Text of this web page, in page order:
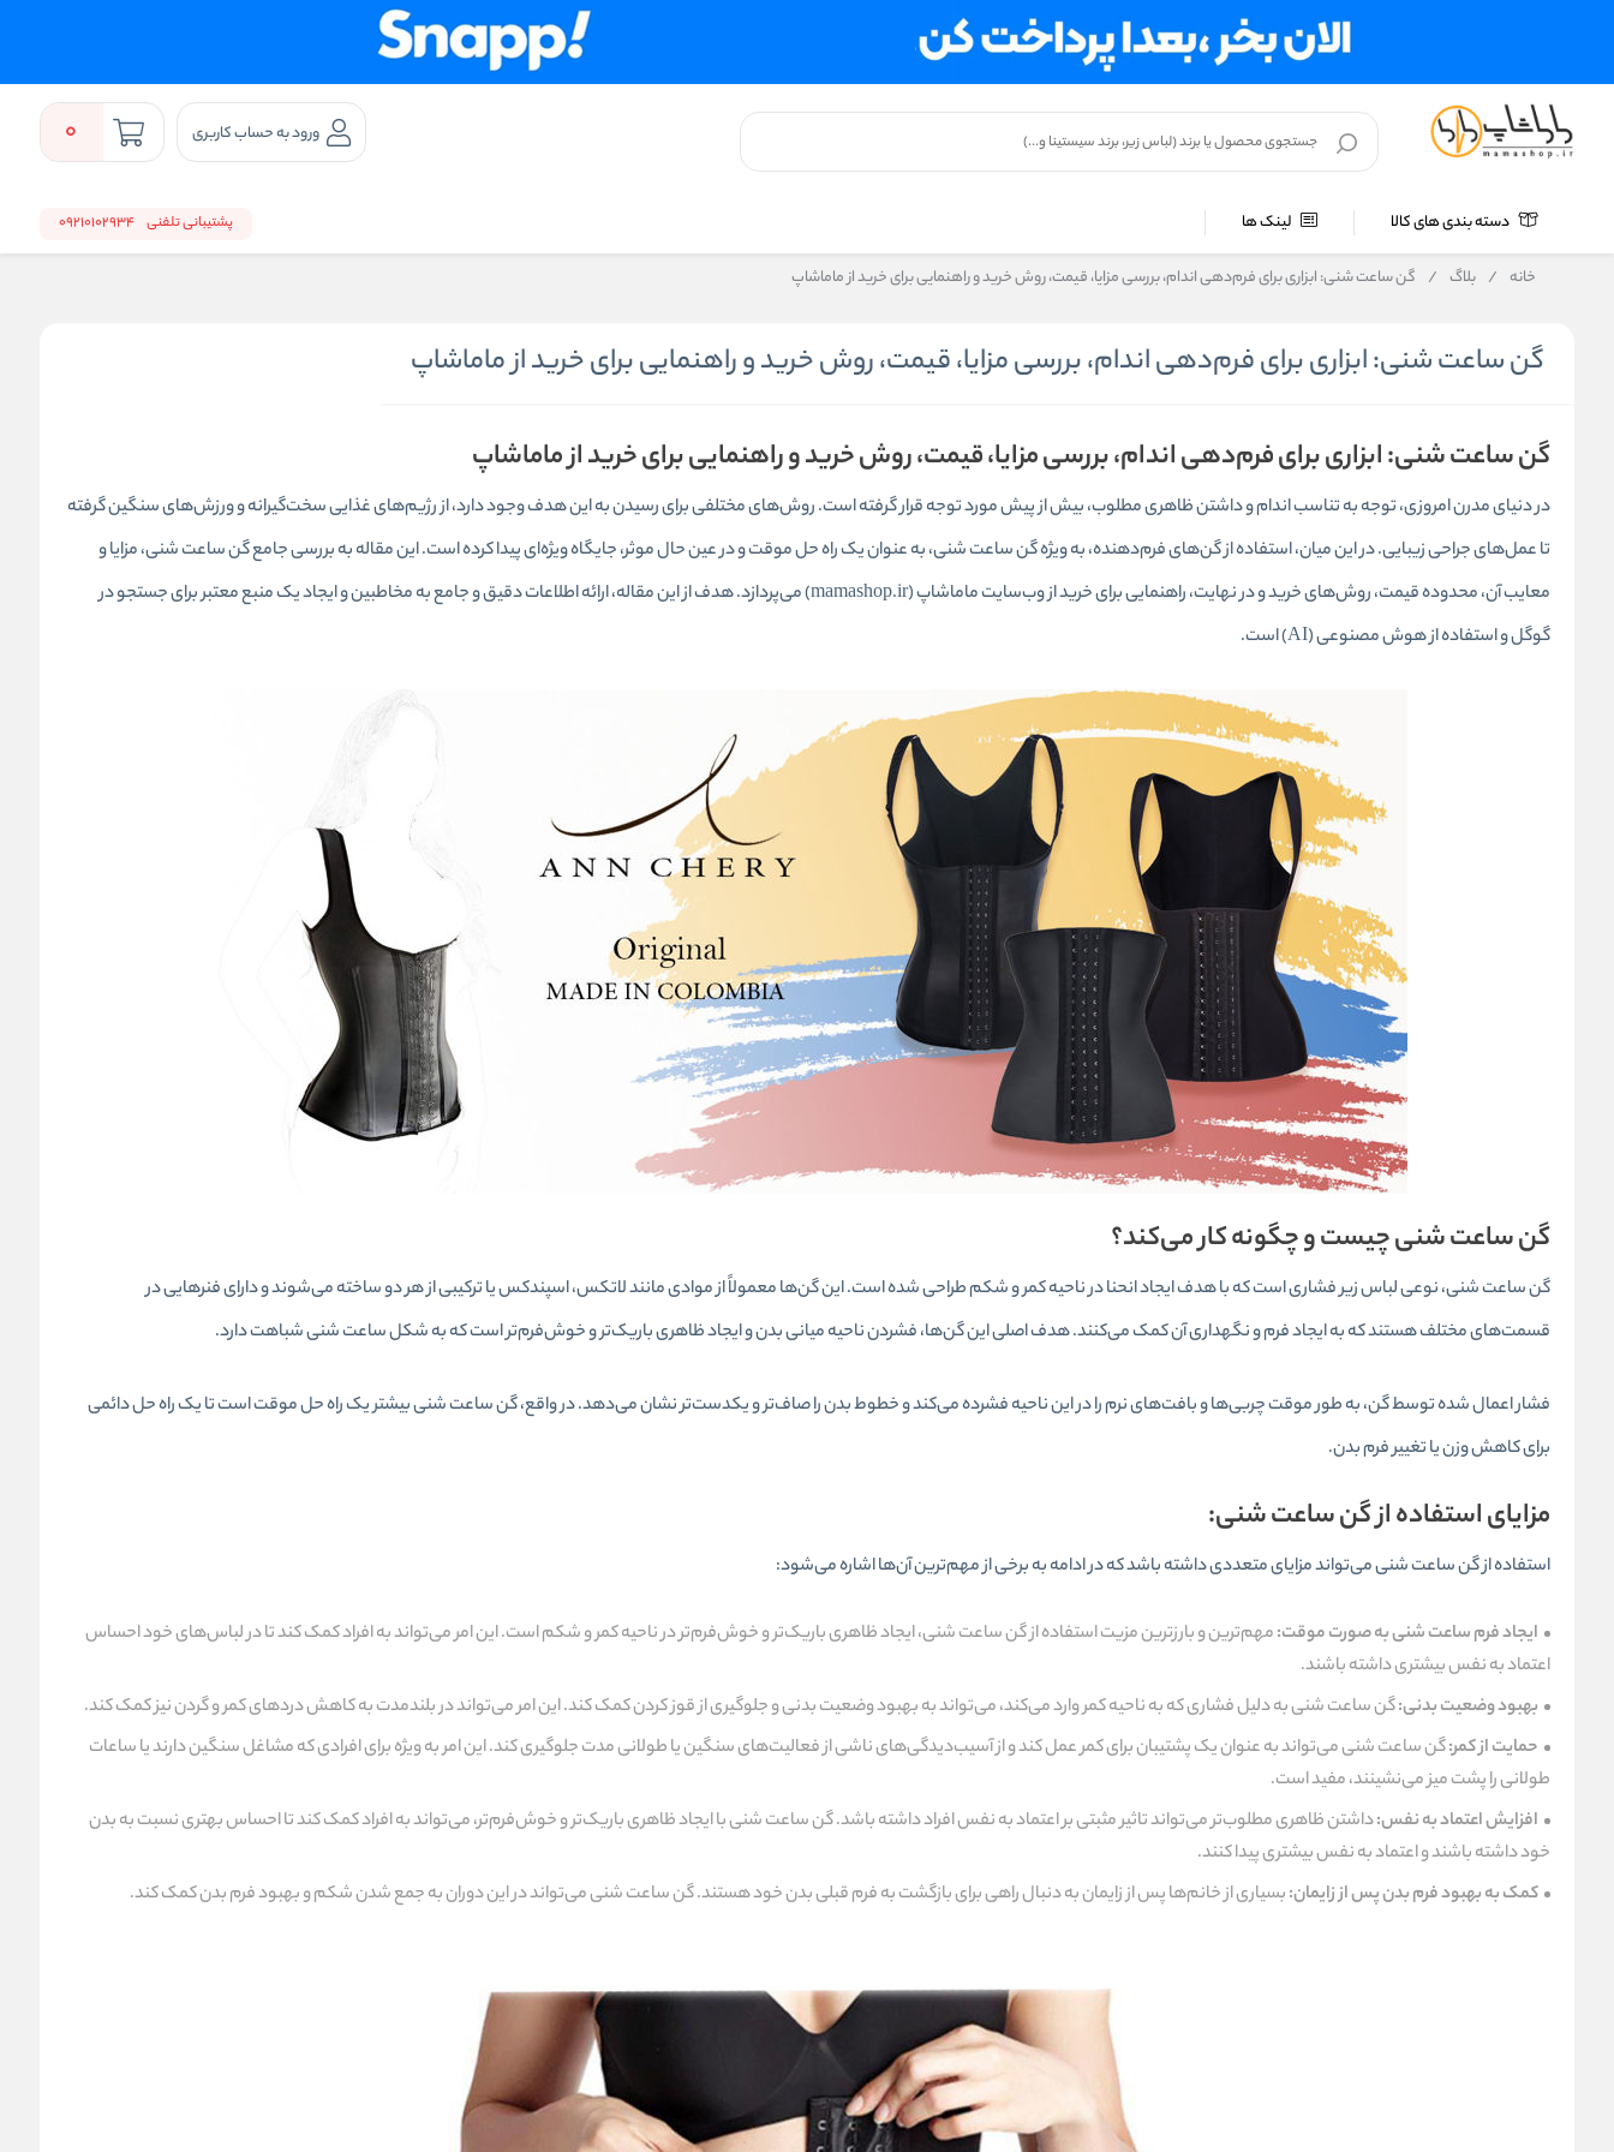
ورود به حساب کاربری 0
دسته بندی های کالا لینک ها پشتیبانی تلفنی 09210102934
خانه / بلاگ / گن ساعت شنی: ابزاری برای فرم‌دهی اندام، بررسی مزایا، قیمت، روش خرید و راهنمایی برای خرید از ماماشاپ
گن ساعت شنی: ابزاری برای فرم‌دهی اندام، بررسی مزایا، قیمت، روش خرید و راهنمایی برای خرید از ماماشاپ
گن ساعت شنی: ابزاری برای فرم‌دهی اندام، بررسی مزایا، قیمت، روش خرید و راهنمایی برای خرید از ماماشاپ
در دنیای مدرن امروزی، توجه به تناسب اندام و داشتن ظاهری مطلوب، بیش از پیش مورد توجه قرار گرفته است. روش‌های مختلفی برای رسیدن به این هدف وجود دارد، از رژیم‌های غذایی سخت‌گیرانه و ورزش‌های سنگین گرفته
تا عمل‌های جراحی زیبایی. در این میان، استفاده از گن‌های فرم‌دهنده، به ویژه گن ساعت شنی، به عنوان یک راه حل موقت و در عین حال موثر، جایگاه ویژه‌ای پیدا کرده است. این مقاله به بررسی جامعگن ساعت شنی، مزایا و
معایب آن، محدوده قیمت، روش‌های خرید و در نهایت، راهنمایی برای خرید از وب‌سایت ماماشاپ (mamashop.ir) می‌پردازد. هدف از این مقاله، ارائه اطلاعات دقیق و جامع به مخاطبین و ایجاد یک منبع معتبر برای جستجو در
گوگل و استفاده از هوش مصنوعی (AI) است.
گن ساعت شنی چیست و چگونه کار می‌کند؟
گن ساعت شنی، نوعی لباس زیر فشاری است که با هدف ایجاد انحنا در ناحیه کمر و شکم طراحی شده است. این گن‌ها معمولاً از موادی مانند لاتکس، اسپندکس یا ترکیبی از هر دو ساخته می‌شوند و دارای فنرهایی در
قسمت‌های مختلف هستند که به ایجاد فرم و نگهداری آن کمک می‌کنند. هدف اصلی این گن‌ها، فشردن ناحیه میانی بدن و ایجاد ظاهری باریک‌تر و خوش‌فرم‌تر است که به شکل ساعت شنی شباهت دارد.
فشار اعمال شده توسط گن، به طور موقت چربی‌ها و بافت‌های نرم را در این ناحیه فشرده می‌کند و خطوط بدن را صاف‌تر و یکدست‌تر نشان می‌دهد. در واقع، گن ساعت شنی بیشتر یک راه حل موقت است تا یک راه حل دائمی
برای کاهش وزن یا تغییر فرم بدن.
مزایای استفاده از گن ساعت شنی:
استفاده از گن ساعت شنی می‌تواند مزایای متعددی داشته باشد که در ادامه به برخی از مهم‌ترین آن‌ها اشاره می‌شود:
ایجاد فرم ساعت شنی به صورت موقت:مهم‌ترین و بارزترین مزیت استفاده از گن ساعت شنی، ایجاد ظاهری باریک‌تر و خوش‌فرم‌تر در ناحیه کمر و شکم است. این امر می‌تواند به افراد کمک کند تا در لباس‌های خود احساس
اعتماد به نفس بیشتری داشته باشند.
بهبود وضعیت بدنی:گن ساعت شنی به دلیل فشاری که به ناحیه کمر وارد می‌کند، می‌تواند به بهبود وضعیت بدنی و جلوگیری از قوز کردن کمک کند. این امر می‌تواند در بلندمدت به کاهش دردهای کمر و گردن نیز کمک کند.
حمایت از کمر:گن ساعت شنی می‌تواند به عنوان یک پشتیبان برای کمر عمل کند و از آسیب‌دیدگی‌های ناشی از فعالیت‌های سنگین یا طولانی مدت جلوگیری کند. این امر به ویژه برای افرادی که مشاغل سنگین دارند یا ساعات
طولانی را پشت میز می‌نشینند، مفید است.
افزایش اعتماد به نفس:داشتن ظاهری مطلوب‌تر می‌تواند تاثیر مثبتی بر اعتماد به نفس افراد داشته باشد. گن ساعت شنی با ایجاد ظاهری باریک‌تر و خوش‌فرم‌تر، می‌تواند به افراد کمک کند تا احساس بهتری نسبت به بدن
خود داشته باشند و اعتماد به نفس بیشتری پیدا کنند.
کمک به بهبود فرم بدن پس از زایمان:بسیاری از خانم‌ها پس از زایمان به دنبال راهی برای بازگشت به فرم قبلی بدن خود هستند. گن ساعت شنی می‌تواند در این دوران به جمع شدن شکم و بهبود فرم بدن کمک کند.